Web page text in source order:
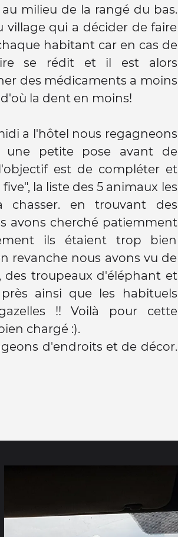
la dent en moins!
a l'hôtel nous regagneons
une petite pose avant de
est de compléter et
la liste des 5 animaux les
chasser. en trouvant des
avons cherché patiemment
ils étaient trop bien
des troupeaux d'éléphant et
ainsi que les habituels
!! Voilà pour cette
chargé :).
d'endroits et de décor.